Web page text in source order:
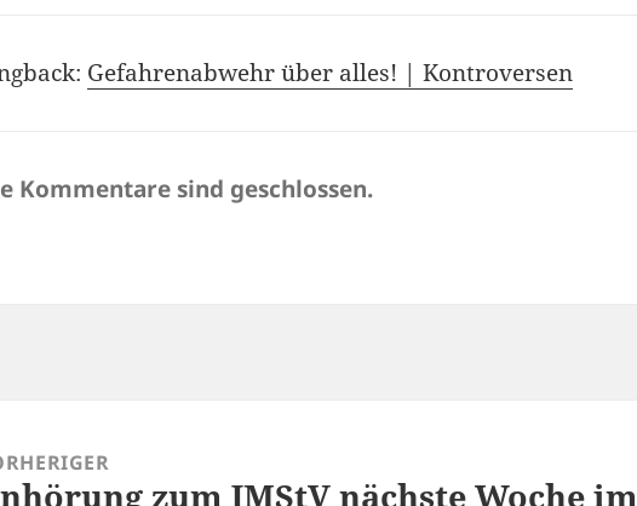
Gefahrenabwehr über alles! | Kontroversen
Kommentare sind geschlossen.
zum JMStV nächste Woche im